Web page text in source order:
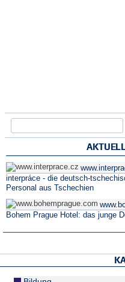
interpráce - die deutsch-
Personal aus Tschechien
Bohem Prague Hotel: das junge